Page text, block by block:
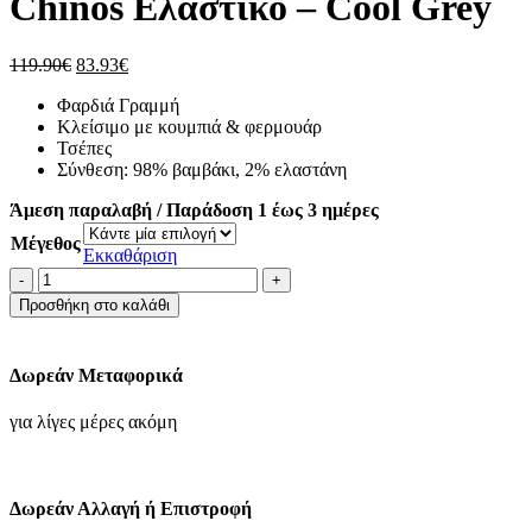
119.90€ Original
was:
119.90€.
83.93€Η
τιμή
είναι:
Φαρδιά Γραμμή
Κλείσιμο με κουμπιά & φερμουάρ
Τσέπες
Σύνθεση: 98% βαμβάκι, 2% ελαστάνη
Άμεση παραλαβή / Παράδοση 1 έως 3 ημέρες
Μέγεθος
Εκκαθάριση
Fynch-
Hatton
Παντελόνι
Ελαστικό
-
Grey
Προσθήκη στο καλάθι
Δωρεάν Μεταφορικά
για λίγες μέρες ακόμη
Δωρεάν Αλλαγή ή Επιστροφή